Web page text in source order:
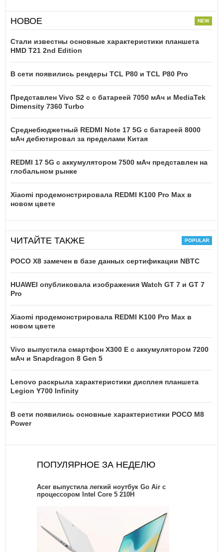
НОВОЕ
Стали известны основные характеристики планшета
HMD T21 2nd Edition
В сети появились рендеры TCL P80 и TCL P80 Pro
Представлен Vivo S2 с с батареей 7050 мАч и MediaTek
Dimensity 7360 Turbo
Среднебюджетный REDMI Note 17 5G с батареей 8000
мАч дебютировал за пределами Китая
REDMI 17 5G c аккумулятором 7500 мАч представлен на
глобальном рынке
Xiaomi продемонстрировала REDMI K100 Pro Max в
новом цвете
ЧИТАЙТЕ ТАКЖЕ
POCO X8 замечен в базе данных сертификации NBTC
HUAWEI опубликовала изображения Watch GT 7 и GT 7
Pro
Xiaomi продемонстрировала REDMI K100 Pro Max в
новом цвете
Vivo выпустила смартфон X300 E с аккумулятором 7200
мАч и Snapdragon 8 Gen 5
Lenovo раскрыла характеристики дисплея планшета
Legion Y700 Infinity
В сети появились основные характеристики POCO M8
Power
ПОПУЛЯРНОЕ ЗА НЕДЕЛЮ
Acer выпустила легкий ноутбук Go Air c
процессором Intel Core 5 210H